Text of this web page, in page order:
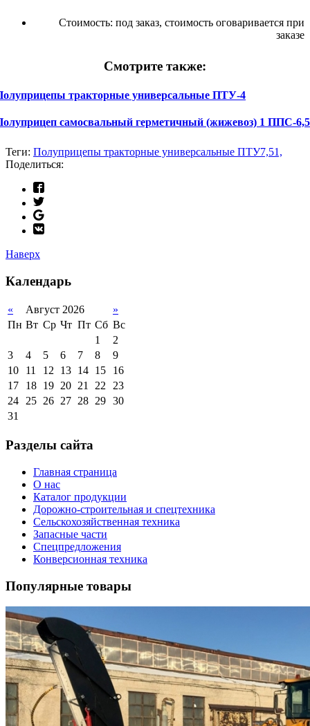
Стоимость: под заказ, стоимость оговаривается при
заказе
Смотрите также:
тракторные универсальные ПТУ-4
самосвальный герметичный (жижевоз) 1 ППС-6,5
Теги: Полуприцепы тракторные универсальные ПТУ7,51,
Поделиться:
Наверх
Календарь
« Август 2026
»
Пн Вт Ср Чт Пт Сб Вс
1
2
3
4 5 6 7 8
9
10
11 12 13 14 15
16
17
18 19 20 21 22 23
24 25 26 27 28 29 30
31
Разделы сайта
Главная страница
О нас
Каталог продукции
Дорожно-строительная и спецтехника
Сельскохозяйственная техника
Запасные части
Спецпредложения
Конверсионная техника
Популярные товары